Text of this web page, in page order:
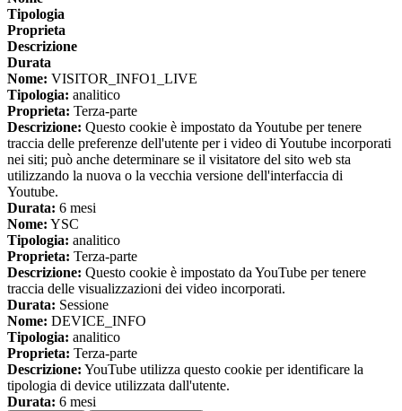
Tipologia
Proprieta
Descrizione
Durata
Nome: VISITOR_INFO1_LIVE
Tipologia: analitico
Proprieta: Terza-parte
Descrizione: Questo cookie è impostato da Youtube per tenere
traccia delle preferenze dell'utente per i video di Youtube incorporati
nei siti; può anche determinare se il visitatore del sito web sta
utilizzando la nuova o la vecchia versione dell'interfaccia di
Youtube.
Durata: 6 mesi
Nome: YSC
Tipologia: analitico
Proprieta: Terza-parte
Descrizione: Questo cookie è impostato da YouTube per tenere
traccia delle visualizzazioni dei video incorporati.
Durata: Sessione
Nome: DEVICE_INFO
Tipologia: analitico
Proprieta: Terza-parte
Descrizione: YouTube utilizza questo cookie per identificare la
tipologia di device utilizzata dall'utente.
Durata: 6 mesi